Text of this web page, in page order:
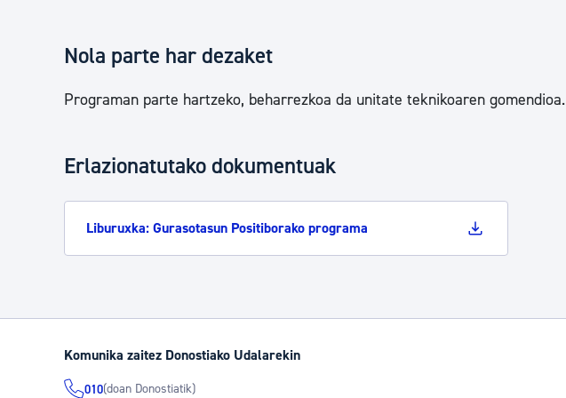
Nola parte har dezaket
Programan parte hartzeko, beharrezkoa da unitate teknikoaren gomendioa.
Erlazionatutako dokumentuak
Liburuxka: Gurasotasun Positiborako programa
Komunika zaitez Donostiako Udalarekin
010(doan Donostiatik)